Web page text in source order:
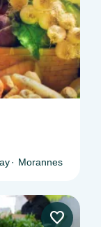
Morannes